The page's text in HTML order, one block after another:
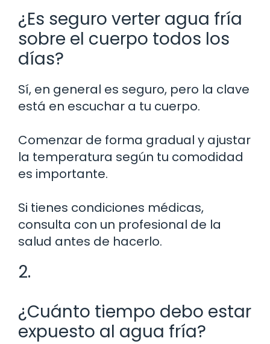
¿Es seguro verter agua fría
sobre el cuerpo todos los
días?
Sí, en general es seguro, pero la clave
está en escuchar a tu cuerpo.
Comenzar de forma gradual y ajustar
la temperatura según tu comodidad
es importante.
Si tienes condiciones médicas,
consulta con un profesional de la
salud antes de hacerlo.
2.
¿Cuánto tiempo debo estar
expuesto al agua fría?